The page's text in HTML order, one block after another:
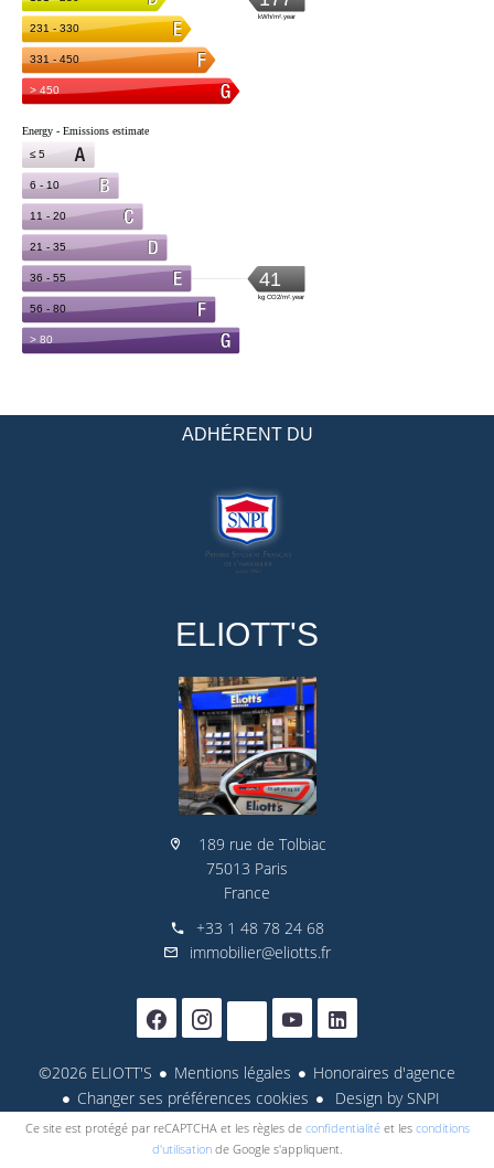
ADHÉRENT DU
ELIOTT'S
189 rue de Tolbiac
75013 Paris
France
+33 1 48 78 24 68
immobilier@eliotts.fr
©2026 ELIOTT'S Mentions légales
Honoraires d'agence
Changer ses préférences cookies
Design bySNPI
Ce site est protégé par reCAPTCHA et les règles de confidentialitéet les conditions
d'utilisationde Google s'appliquent.